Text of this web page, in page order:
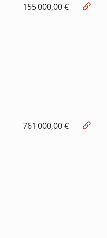
155 000,00 €
761 000,00 €